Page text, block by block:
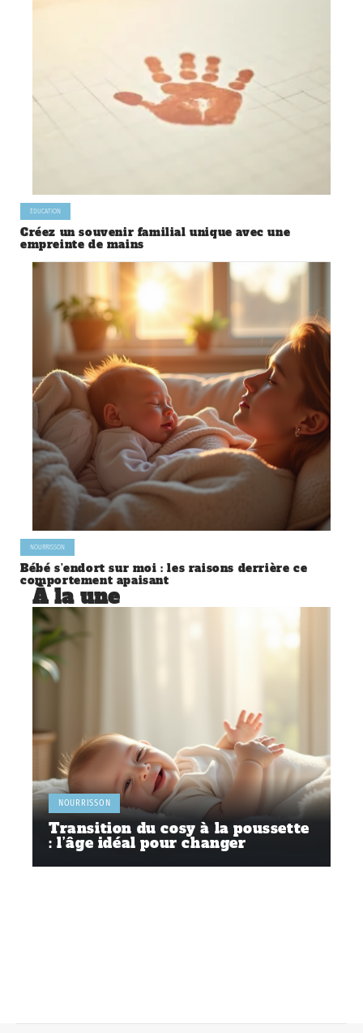
ÉDUCATION
Créez un souvenir familial unique avec une
empreinte de mains
NOURRISSON
Bébé s’endort sur moi : les raisons derrière ce
comportement apaisant
À la une
NOURRISSON
Transition du cosy à la poussette
: l’âge idéal pour changer